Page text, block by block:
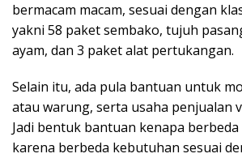
bermacam macam, sesuai dengan
yakni 58 paket sembako, tujuh
ayam, dan 3 paket alat pertukangan.
Selain itu, ada pula bantuan untuk
atau warung, serta usaha penjualan
Jadi bentuk bantuan kenapa berbeda
karena berbeda kebutuhan sesuai